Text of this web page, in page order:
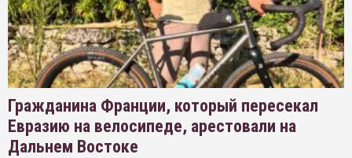
Гражданина Франции, который пересекал
Евразию на велосипеде, арестовали на
Дальнем Востоке